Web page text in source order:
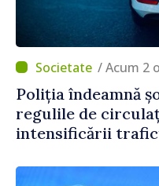
/ Acum 2
Poliția îndeamnă
regulile de
intensificării